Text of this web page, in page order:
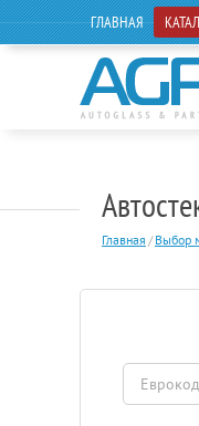
ГЛАВНАЯ
Главная / Выбор